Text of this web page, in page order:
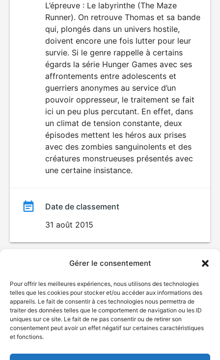
Gérer le consentement
Pour offrir les meilleures expériences, nous utilisons des technologies
telles que les cookies pour stocker et/ou accéder aux informations des
appareils. Le fait de consentir à ces technologies nous permettra de
traiter des données telles que le comportement de navigation ou les ID
uniques sur ce site. Le fait de ne pas consentir ou de retirer son
consentement peut avoir un effet négatif sur certaines caractéristiques
et fonctions.
L’épreuve : Le labyrinthe (The Maze
Runner). On retrouve Thomas et sa bande
qui, plongés dans un univers hostile,
doivent encore une fois lutter pour leur
survie. Si le genre rappelle à certains
égards la série Hunger Games avec ses
affrontements entre adolescents et
guerriers anonymes au service d’un
pouvoir oppresseur, le traitement se fait
ici un peu plus percutant. En effet, dans
un climat de tension constante, deux
épisodes mettent les héros aux prises
avec des zombies sanguinolents et des
créatures monstrueuses présentés avec
une certaine insistance.
Date de classement
31 août 2015
© Gouvernement du Québec, 2026
Plan du site